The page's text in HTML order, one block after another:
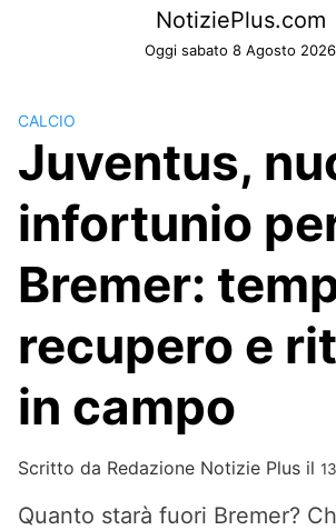
NotiziePlus.com
Oggi sabato 8 Agosto 2026
CALCIO
Juventus,
infortunio
Bremer:
recupero e
in campo
Scritto da Redazione Notizie Plus il
Quanto starà fuori Bremer?